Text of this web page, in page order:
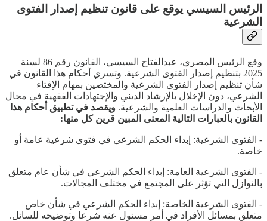
الرئيس السيسي يوقع على قانون تنظيم إصدار الفتوى
الشرعية
وقع الرئيس المصري، عبدالفتاح السيسي، القانون رقم 86 لسنة
2025 بتنظيم إصدار الفتوى الشرعية. وتسري أحكام هذا القانون في
شأن تنظيم إصدار الفتوى الشرعية والمختصين بمهام الإفتاء
الشرعي، دون الإخلال بالإرشاد الديني والإجتهادات الفقهية في مجال
الأبحاث والدراسات العلمية والشرعية. ويقصد في تطبيق أحكام هذا
القانون بالعبارات التالية المعنى المبين قرين كل منها:
- الفتوى الشرعية: إبداء الحكم الشرعي في فتوى شرعية عامة أو
خاصة.
- الفتوى الشرعية العامة: إبداء الحكم الشرعي في شأن عام متعلق
بالنوازل التي تؤثر على المجتمع في مختلف المجالات.
- الفتوى الشرعية الخاصة: إبداء الحكم الشرعي في شأن خاص
متعلق بمسائل الأفراد في أمر مسئول عنه شرعا وتوضيحه للسائل.